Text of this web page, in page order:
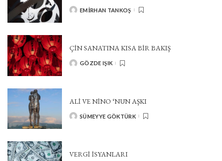
POSTED
EMIRHAN TANKOŞ
ÇIN SANATINA KISA BIR BAKIŞ
POSTED
GÖZDE IŞIK
ALI VE NINO ‘NUN AŞKI
POSTED
SÜMEYYE GÖKTÜRK
VERGİ İSYANLARI